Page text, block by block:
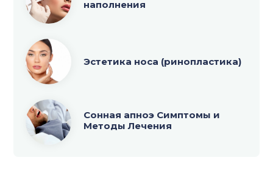
наполнения
Эстетика носа (ринопластика)
Сонная апноэ Симптомы и
Методы Лечения